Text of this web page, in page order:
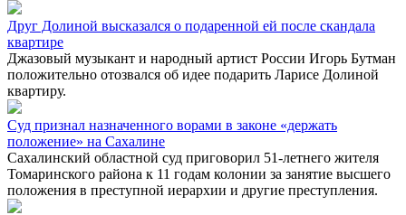
Друг Долиной высказался о подаренной ей после скандала
квартире
Джазовый музыкант и народный артист России Игорь Бутман
положительно отозвался об идее подарить Ларисе Долиной
квартиру.
Суд признал назначенного ворами в законе «держать
положение» на Сахалине
Сахалинский областной суд приговорил 51-летнего жителя
Томаринского района к 11 годам колонии за занятие высшего
положения в преступной иерархии и другие преступления.